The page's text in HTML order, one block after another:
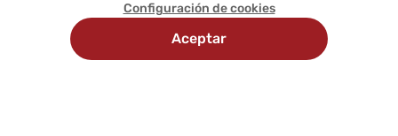
Configuración de cookies
Aceptar